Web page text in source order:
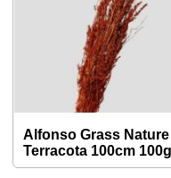
Alfonso Grass Nature
Terracota 100cm